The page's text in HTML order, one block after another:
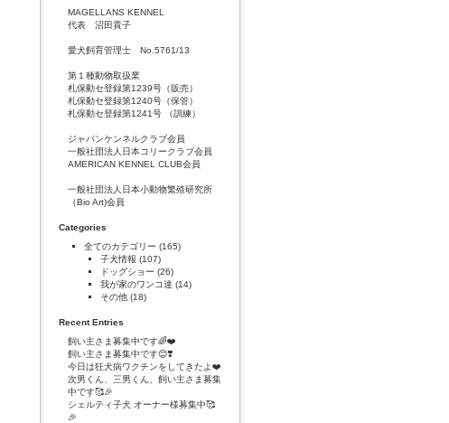
MAGELLANS KENNEL
代表 沼田貴子
愛犬飼育管理士 No.5761/13
第１種動物取扱業
札保動セ登録第1239号（販売）
札保動セ登録第1240号（保管）
札保動セ登録第1241号 （訓練）
ジャパンケンネルクラブ会員
一般社団法人日本コリークラブ会員
AMERICAN KENNEL CLUB会員
一般社団法人日本小動物繁殖研究所
（Bio Art)会員
Categories
全てのカテゴリー (165)
子犬情報 (107)
ドッグショー (26)
我が家のワンコ達 (14)
その他 (18)
Recent Entries
飼い主さま募集中です🌈❤️
飼い主さま募集中です😊❣️
今日は狂犬病ワクチンをしてきたよ❤️
次男くん、三男くん、飼い主さま募集
中です🥰🎉
シェルティ子犬 オーナー様募集中🥰
🎉